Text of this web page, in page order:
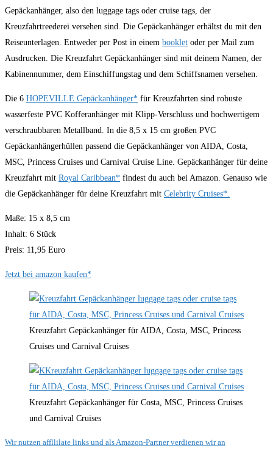
Gepäckanhänger, also den luggage tags oder cruise tags, der
Kreuzfahrtreederei versehen sind. Die Gepäckanhänger erhältst du mit den
Reiseunterlagen. Entweder per Post in einem booklet oder per Mail zum
Ausdrucken. Die Kreuzfahrt Gepäckanhänger sind mit deinem Namen, der
Kabinennummer, dem Einschiffungstag und dem Schiffsnamen versehen.
Die 6 HOPEVILLE Gepäckanhänger* für Kreuzfahrten sind robuste
wasserfeste PVC Kofferanhänger mit Klipp-Verschluss und hochwertigem
verschraubbaren Metallband. In die 8,5 x 15 cm großen PVC
Gepäckanhängerhüllen passend die Gepäckanhänger von AIDA, Costa,
MSC, Princess Cruises und Carnival Cruise Line. Gepäckanhänger für deine
Kreuzfahrt mit Royal Caribbean* findest du auch bei Amazon. Genauso wie
die Gepäckanhänger für deine Kreuzfahrt mit Celebrity Cruises*.
Maße: 15 x 8,5 cm
Inhalt: 6 Stück
Preis: 11,95 Euro
Jetzt bei amazon kaufen*
Kreuzfahrt Gepäckanhänger für AIDA, Costa, MSC, Princess
Cruises und Carnival Cruises
Kreuzfahrt Gepäckanhänger für Costa, MSC, Princess Cruises
und Carnival Cruises
Wir nutzen affllilate links und als Amazon-Partner verdienen wir an